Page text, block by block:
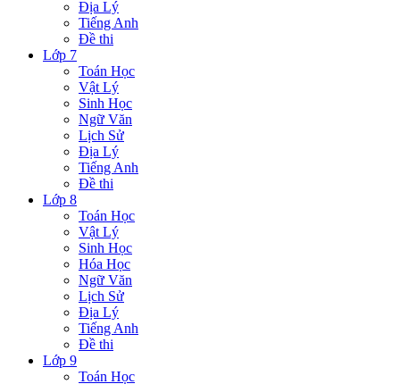
Địa Lý
Tiếng Anh
Đề thi
Lớp 7
Toán Học
Vật Lý
Sinh Học
Ngữ Văn
Lịch Sử
Địa Lý
Tiếng Anh
Đề thi
Lớp 8
Toán Học
Vật Lý
Sinh Học
Hóa Học
Ngữ Văn
Lịch Sử
Địa Lý
Tiếng Anh
Đề thi
Lớp 9
Toán Học